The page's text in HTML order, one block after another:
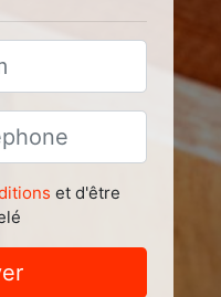
et d'être